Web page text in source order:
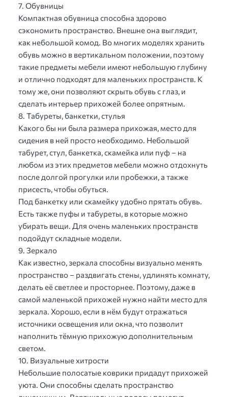
7. Обувницы
Компактная обувница способна здорово
сэкономить пространство. Внешне она выглядит,
как небольшой комод. Во многих моделях хранить
обувь можно в вертикальном положении, поэтому
такие предметы мебели имеют небольшую глубину
и отлично подходят для маленьких пространств. К
тому же, они позволяют скрыть обувь с глаз, и
сделать интерьер прихожей более опрятным.
8. Табуреты, банкетки, стулья
Какого бы ни была размера прихожая, место для
сидения в ней просто необходимо. Небольшой
табурет, стул, банкетка, скамейка или пуф – на
любом из этих предметов мебели можно отдохнуть
после долгой прогулки или пробежки, а также
присесть, чтобы обуться.
Под банкетку или скамейку удобно прятать обувь.
Есть также пуфы и табуреты, в которые можно
убирать вещи. Для очень маленьких пространств
подойдут складные модели.
9. Зеркало
Как известно, зеркала способны визуально менять
пространство – раздвигать стены, удлинять комнату,
делать её светлее и просторнее. Поэтому, даже в
самой маленькой прихожей нужно найти место для
зеркала. Хорошо, если в нём будут отражаться
источники освещения или окна, что позволит
наполнить тёмную прихожую дополнительным
светом.
10. Визуальные хитрости
Небольшие полосатые коврики придадут прихожей
уюта. Они способны сделать пространство